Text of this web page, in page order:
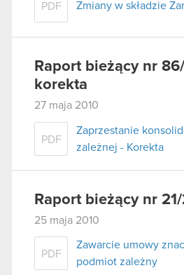
PDF Zmiany w składzie
Raport bieżący nr
korekta
27 maja 2010
PDF
Zaprzestanie
zależnej - Korekta
Raport bieżący nr
25 maja 2010
PDF
Zawarcie umowy
podmiot zależny